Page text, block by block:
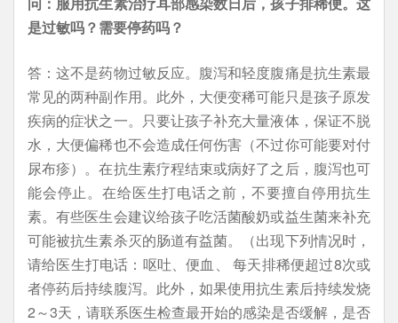
是过敏吗？需要停药吗？
答：这不是药物过敏反应。腹泻和轻度腹痛是抗生素最
常见的两种副作用。此外，大便变稀可能只是孩子原发
疾病的症状之一。只要让孩子补充大量液体，保证不脱
水，大便偏稀也不会造成任何伤害（不过你可能要对付
尿布疹）。在抗生素疗程结束或病好了之后，腹泻也可
能会停止。在给医生打电话之前，不要擅自停用抗生
素。有些医生会建议给孩子吃活菌酸奶或益生菌来补充
可能被抗生素杀灭的肠道有益菌。（出现下列情况时，
请给医生打电话：呕吐、便血、 每天排稀便超过8次或
者停药后持续腹泻。此外，如果使用抗生素后持续发烧
2～3天，请联系医生检查最开始的感染是否缓解，是否